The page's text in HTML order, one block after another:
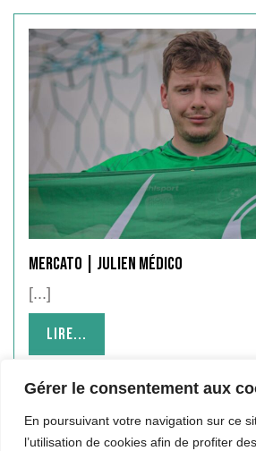
Gérer le consentement aux
En poursuivant votre navigation sur ce
l’utilisation de cookies afin de profiter
Mercato | Julien Médico
[...]
Lire...